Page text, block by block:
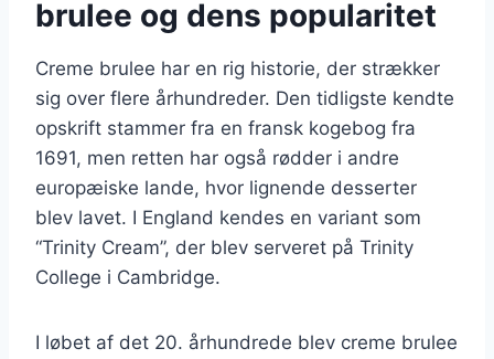
brulee og dens popularitet
Creme brulee har en rig historie, der strækker
sig over flere århundreder. Den tidligste kendte
opskrift stammer fra en fransk kogebog fra
1691, men retten har også rødder i andre
europæiske lande, hvor lignende desserter
blev lavet. I England kendes en variant som
“Trinity Cream”, der blev serveret på Trinity
College i Cambridge.
I løbet af det 20. århundrede blev creme brulee